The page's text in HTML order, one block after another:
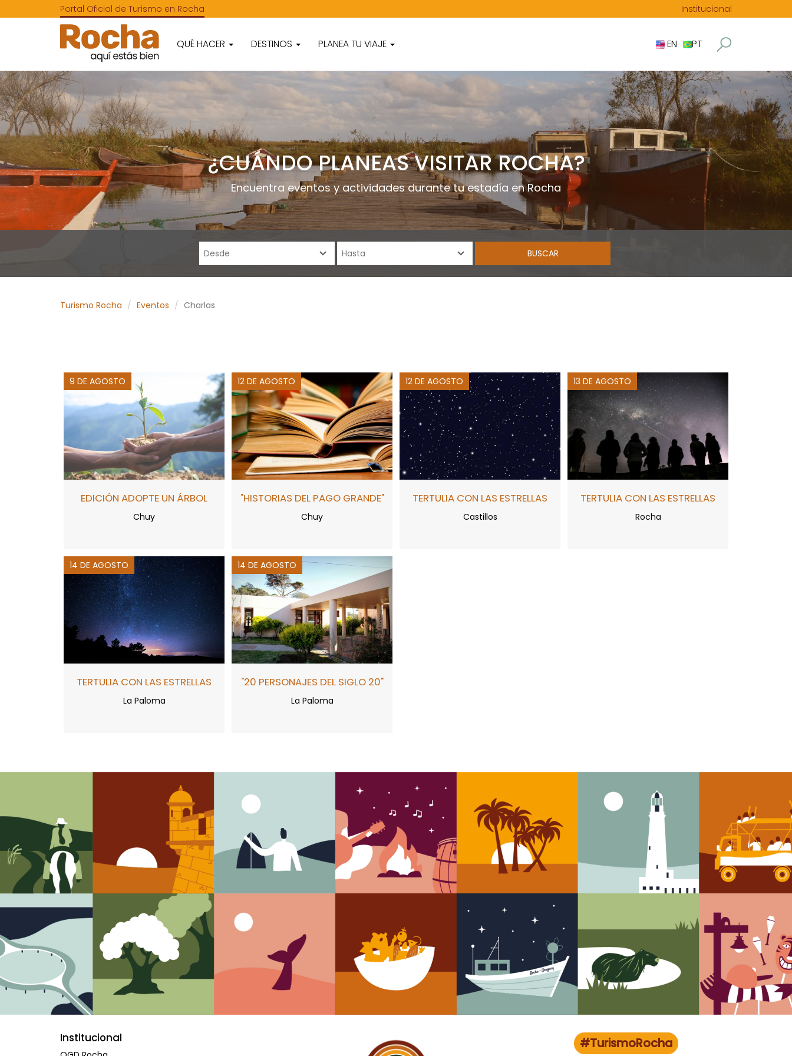
Portal Oficial de Turismo en Rocha Institucional
QUÉ HACER DESTINOS PLANEA TU VIAJE EN PT
¿CUÁNDO PLANEAS VISITAR ROCHA?
Encuentra eventos y actividades durante tu estadía en Rocha
Turismo Rocha Eventos Charlas
9 DE AGOSTO
EDICIÓN ADOPTE UN ÁRBOL
Chuy
12 DE AGOSTO
"HISTORIAS DEL PAGO GRANDE"
Chuy
12 DE AGOSTO
TERTULIA CON LAS ESTRELLAS
Castillos
13 DE AGOSTO
TERTULIA CON LAS ESTRELLAS
Rocha
14 DE AGOSTO
TERTULIA CON LAS ESTRELLAS
La Paloma
14 DE AGOSTO
"20 PERSONAJES DEL SIGLO 20"
La Paloma
Institucional #TurismoRocha